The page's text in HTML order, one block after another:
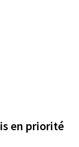
en priorité